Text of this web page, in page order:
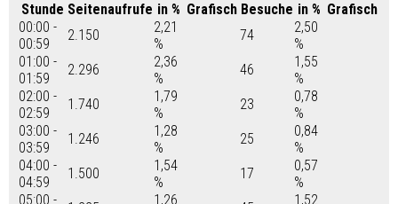
Stunde Seitenaufrufe in % Grafisch Besuche in % Grafisch
00:00 -
00:59
2.150
2,21
%
74
2,50
%
01:00 -
01:59
2.296
2,36
%
46
1,55
%
02:00 -
02:59
1.740
1,79
%
23
0,78
%
03:00 -
03:59
1.246
1,28
%
25
0,84
%
04:00 -
04:59
1.500
1,54
%
17
0,57
%
05:00 -
1,26
1,52